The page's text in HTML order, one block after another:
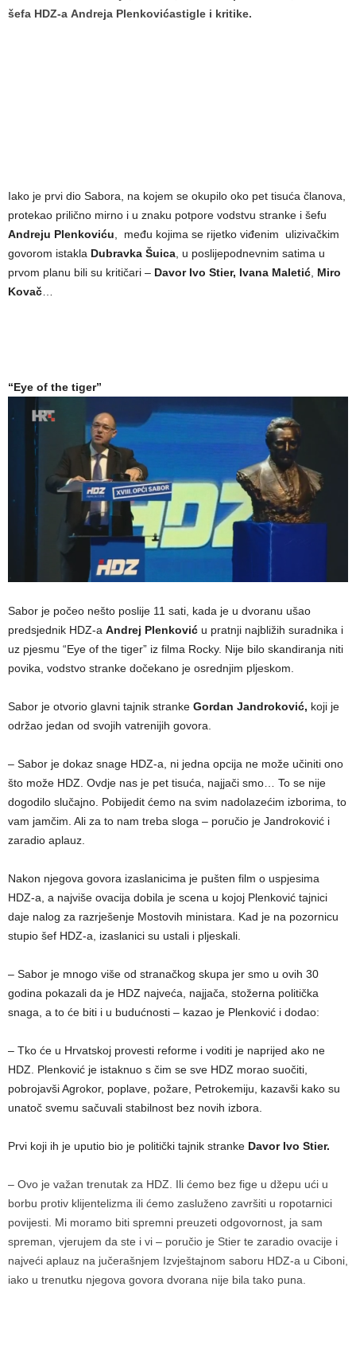
šefa HDZ-a Andreja Plenkovićastigle i kritike.
Iako je prvi dio Sabora, na kojem se okupilo oko pet tisuća članova,
protekao prilično mirno i u znaku potpore vodstvu stranke i šefu
Andreju Plenkoviću , među kojima se rijetko viđenim ulizivačkim
govorom istakla Dubravka Šuica , u poslijepodnevnim satima u
prvom planu bili su kritičari – Davor Ivo Stier, Ivana Maletić Miro
Kovač
“Eye of the tiger”
Sabor je počeo nešto poslije 11 sati, kada je u dvoranu ušao
predsjednik HDZ-a Andrej Plenković u pratnji najbližih suradnika i
uz pjesmu “Eye of the tiger” iz filma Rocky. Nije bilo skandiranja niti
povika, vodstvo stranke dočekano je osrednjim pljeskom.
Sabor je otvorio glavni tajnik stranke Gordan Jandroković, koji je
održao jedan od svojih vatrenijih govora.
– Sabor je dokaz snage HDZ-a, ni jedna opcija ne može učiniti ono
što može HDZ. Ovdje nas je pet tisuća, najjači smo… To se nije
dogodilo slučajno. Pobijedit ćemo na svim nadolazećim izborima, to
vam jamčim. Ali za to nam treba sloga – poručio je Jandroković i
zaradio aplauz.
Nakon njegova govora izaslanicima je pušten film o uspjesima
HDZ-a, a najviše ovacija dobila je scena u kojoj Plenković tajnici
daje nalog za razrješenje Mostovih ministara. Kad je na pozornicu
stupio šef HDZ-a, izaslanici su ustali i pljeskali.
– Sabor je mnogo više od stranačkog skupa jer smo u ovih 30
godina pokazali da je HDZ najveća, najjača, stožerna politička
snaga, a to će biti i u budućnosti – kazao je Plenković i dodao:
– Tko će u Hrvatskoj provesti reforme i voditi je naprijed ako ne
HDZ. Plenković je istaknuo s čim se sve HDZ morao suočiti,
pobrojavši Agrokor, poplave, požare, Petrokemiju, kazavši kako su
unatoč svemu sačuvali stabilnost bez novih izbora.
Prvi koji ih je uputio bio je politički tajnik stranke Davor Ivo Stier.
– Ovo je važan trenutak za HDZ. Ili ćemo bez fige u džepu ući u
borbu protiv klijentelizma ili ćemo zasluženo završiti u ropotarnici
povijesti. Mi moramo biti spremni preuzeti odgovornost, ja sam
spreman, vjerujem da ste i vi – poručio je Stier te zaradio ovacije i
najveći aplauz na jučerašnjem Izvještajnom saboru HDZ-a u Ciboni,
iako u trenutku njegova govora dvorana nije bila tako puna.